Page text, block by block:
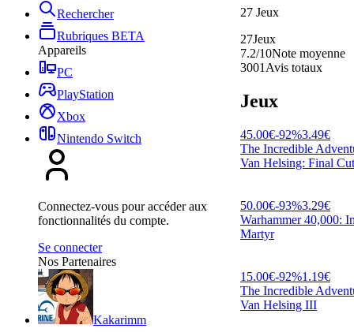
Rechercher
Rubriques BETA
Appareils
PC
PlayStation
Xbox
Nintendo Switch
Connectez-vous pour accéder aux
fonctionnalités du compte.
Se connecter
Nos Partenaires
Kakarimm
27 Jeux
27Jeux
7.2/10Note moyenne
3001 Avis totaux
Jeux
45.00€-92%3.49€
The Incredible
Van Helsing: Final Cut
50.00€-93%3.29€
Warhammer 40,000:
Martyr
15.00€-92%1.19€
The Incredible
Van Helsing III